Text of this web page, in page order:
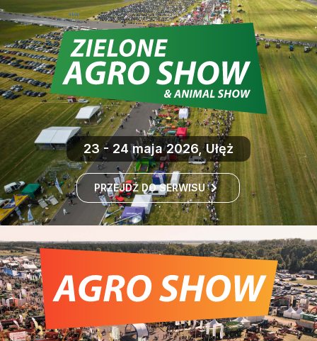
23 - 24 maja 2026, Ułęż
PRZEJDŹ DO SERWISU